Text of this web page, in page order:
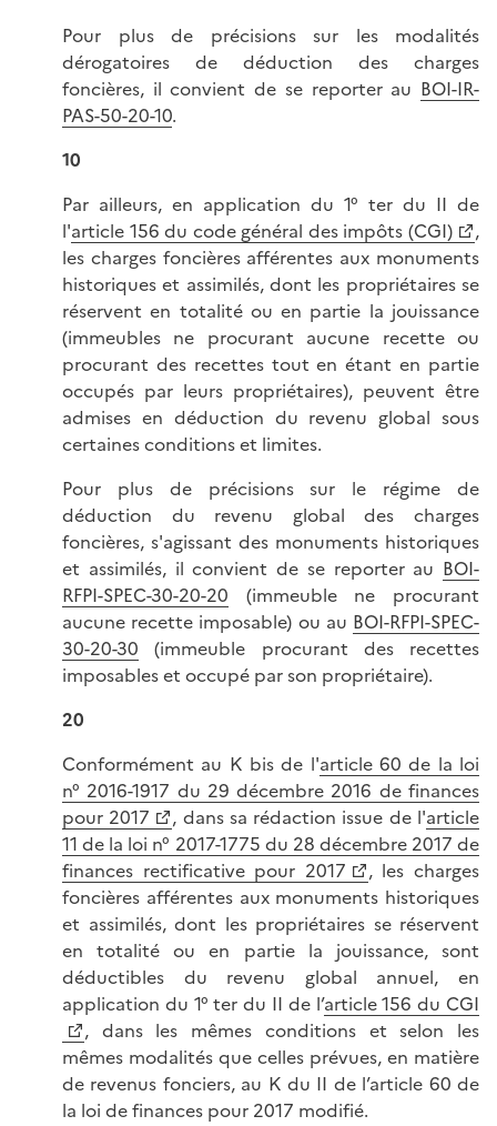
Pour plus de précisions sur les modalités
dérogatoires de déduction des charges
foncières, il convient de se reporter au BOI-IR-
PAS-50-20-10.
10
Par ailleurs, en application du 1° ter du II de
l'article 156 du code général des impôts (CGI)
,
les charges foncières afférentes aux monuments
historiques et assimilés, dont les propriétaires se
réservent en totalité ou en partie la jouissance
(immeubles ne procurant aucune recette ou
procurant des recettes tout en étant en partie
occupés par leurs propriétaires), peuvent être
admises en déduction du revenu global sous
certaines conditions et limites.
Pour plus de précisions sur le régime de
déduction du revenu global des charges
foncières, s'agissant des monuments historiques
et assimilés, il convient de se reporter au BOI-
RFPI-SPEC-30-20-20 (immeuble ne procurant
aucune recette imposable) ou au BOI-RFPI-SPEC-
30-20-30 (immeuble procurant des recettes
imposables et occupé par son propriétaire).
20
Conformément au K bis de l'article 60 de la loi
n° 2016-1917 du 29 décembre 2016 de finances
pour 2017
, dans sa rédaction issue de l'article
11 de la loi n° 2017-1775 du 28 décembre 2017 de
finances rectificative pour 2017
, les charges
foncières afférentes aux monuments historiques
et assimilés, dont les propriétaires se réservent
en totalité ou en partie la jouissance, sont
déductibles du revenu global annuel, en
application du 1° ter du II de l’article 156 du CGI
, dans les mêmes conditions et selon les
mêmes modalités que celles prévues, en matière
de revenus fonciers, au K du II de l’article 60 de
la loi de finances pour 2017 modifié.